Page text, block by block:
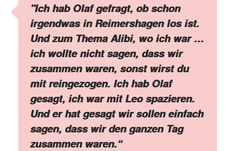
"Ich hab Olaf gefragt, ob schon
irgendwas in Reimershagen los ist.
Und zum Thema Alibi, wo ich war …
ich wollte nicht sagen, dass wir
zusammen waren, sonst wirst du
mit reingezogen. Ich hab Olaf
gesagt, ich war mit Leo spazieren.
Und er hat gesagt wir sollen einfach
sagen, dass wir den ganzen Tag
zusammen waren.“